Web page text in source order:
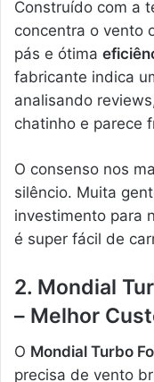
Construído com a
concentra o vento
pás e ótima
fabricante indica
analisando
chatinho e parece
O consenso nos
silêncio. Muita
investimento para
é super fácil de
2. Mondial
– Melhor
O Mondial Turbo
precisa de vento